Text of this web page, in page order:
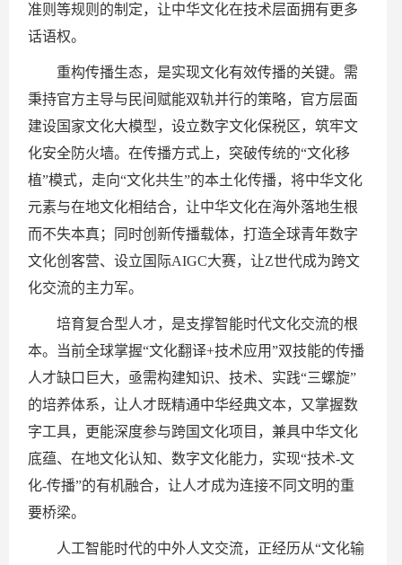
准则等规则的制定，让中华文化在技术层面拥有更多
话语权。
重构传播生态，是实现文化有效传播的关键。需
秉持官方主导与民间赋能双轨并行的策略，官方层面
建设国家文化大模型，设立数字文化保税区，筑牢文
化安全防火墙。在传播方式上，突破传统的“文化移
植”模式，走向“文化共生”的本土化传播，将中华文化
元素与在地文化相结合，让中华文化在海外落地生根
而不失本真；同时创新传播载体，打造全球青年数字
文化创客营、设立国际AIGC大赛，让Z世代成为跨文
化交流的主力军。
培育复合型人才，是支撑智能时代文化交流的根
本。当前全球掌握“文化翻译+技术应用”双技能的传播
人才缺口巨大，亟需构建知识、技术、实践“三螺旋”
的培养体系，让人才既精通中华经典文本，又掌握数
字工具，更能深度参与跨国文化项目，兼具中华文化
底蕴、在地文化认知、数字文化能力，实现“技术-文
化-传播”的有机融合，让人才成为连接不同文明的重
要桥梁。
人工智能时代的中外人文交流，正经历从“文化输